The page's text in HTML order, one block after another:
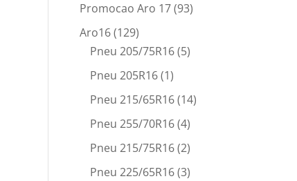
Promocao Aro 17(93)
Aro16(129)
Pneu 205/75R16(5)
Pneu 205R16(1)
Pneu 215/65R16(14)
Pneu 255/70R16(4)
Pneu 215/75R16(2)
Pneu 225/65R16(3)